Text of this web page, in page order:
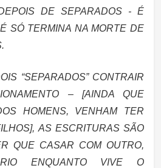
DE SEPARADOS - É
SÓ TERMINA NA MORTE DE
“SEPARADOS” CONTRAIR
– [AINDA QUE
HOMENS, VENHAM TER
AS ESCRITURAS SÃO
QUE CASAR COM OUTRO,
ENQUANTO VIVE O